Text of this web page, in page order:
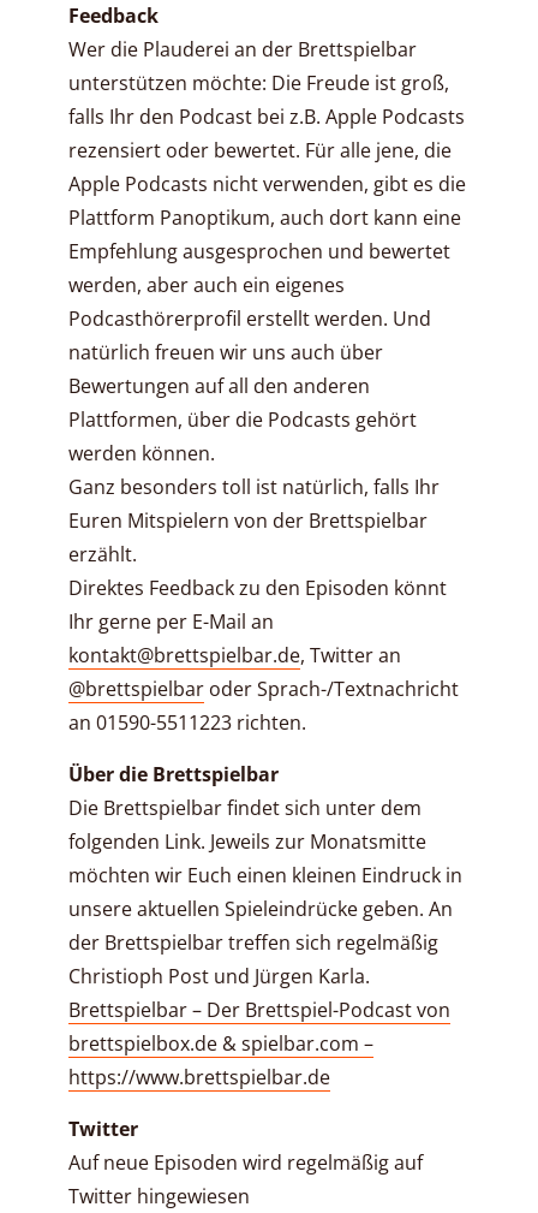
Feedback
Wer die Plauderei an der Brettspielbar
unterstützen möchte: Die Freude ist groß,
falls Ihr den Podcast bei z.B. Apple Podcasts
rezensiert oder bewertet. Für alle jene, die
Apple Podcasts nicht verwenden, gibt es die
Plattform Panoptikum, auch dort kann eine
Empfehlung ausgesprochen und bewertet
werden, aber auch ein eigenes
Podcasthörerprofil erstellt werden. Und
natürlich freuen wir uns auch über
Bewertungen auf all den anderen
Plattformen, über die Podcasts gehört
werden können.
Ganz besonders toll ist natürlich, falls Ihr
Euren Mitspielern von der Brettspielbar
erzählt.
Direktes Feedback zu den Episoden könnt
Ihr gerne per E-Mail an
kontakt@brettspielbar.de, Twitter an
@brettspielbar oder Sprach-/Textnachricht
an 01590-5511223 richten.
Über die Brettspielbar
Die Brettspielbar findet sich unter dem
folgenden Link. Jeweils zur Monatsmitte
möchten wir Euch einen kleinen Eindruck in
unsere aktuellen Spieleindrücke geben. An
der Brettspielbar treffen sich regelmäßig
Christioph Post und Jürgen Karla.
Brettspielbar – Der Brettspiel-Podcast von
brettspielbox.de & spielbar.com –
https://www.brettspielbar.de
Twitter
Auf neue Episoden wird regelmäßig auf
Twitter hingewiesen